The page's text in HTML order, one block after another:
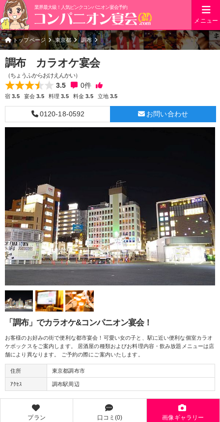
業界最大級！人気ピンクコンパニオン宴会予約
メニュー
トップページ 東京都 調布
調布 カラオケ宴会
（ちょうふからおけえんかい）
3.5 0件
宿3.5 宴会3.5 料理3.5 料金3.5 立地3.5
0120-18-0592 お問い合わせ
「調布」でカラオケ&コンパニオン宴会！
お客様のお好みの街で便利な都市宴会！可愛い女の子と、駅に近い便利な個室カラオ
ケボックスをご案内します。 居酒屋の種類およびお料理内容・飲み放題メニューは店
舗により異なります。 ご予約の際にご案内いたします。
住所 東京都調布市
ｱｸｾｽ 調布駅周辺
プラン 口コミ(0) 画像ギャラリー